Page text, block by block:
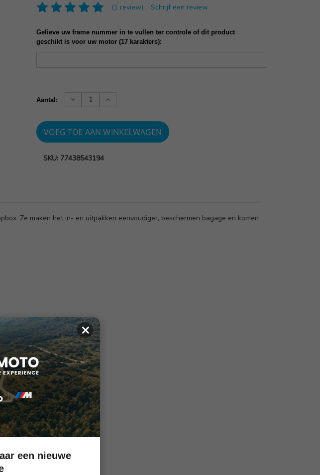
(1 review) Schrijf een review
Gelieve uw frame nummer in te vullen ter controle of dit product
geschikt is voor uw motor (17 karakters):
voorraad:
Aantal:
Verhoog
Verlaag
SKU: 77438543194
Ze maken het in- en uitpakken eenvoudiger, beschermen bagage en komen
×
een nieuwe